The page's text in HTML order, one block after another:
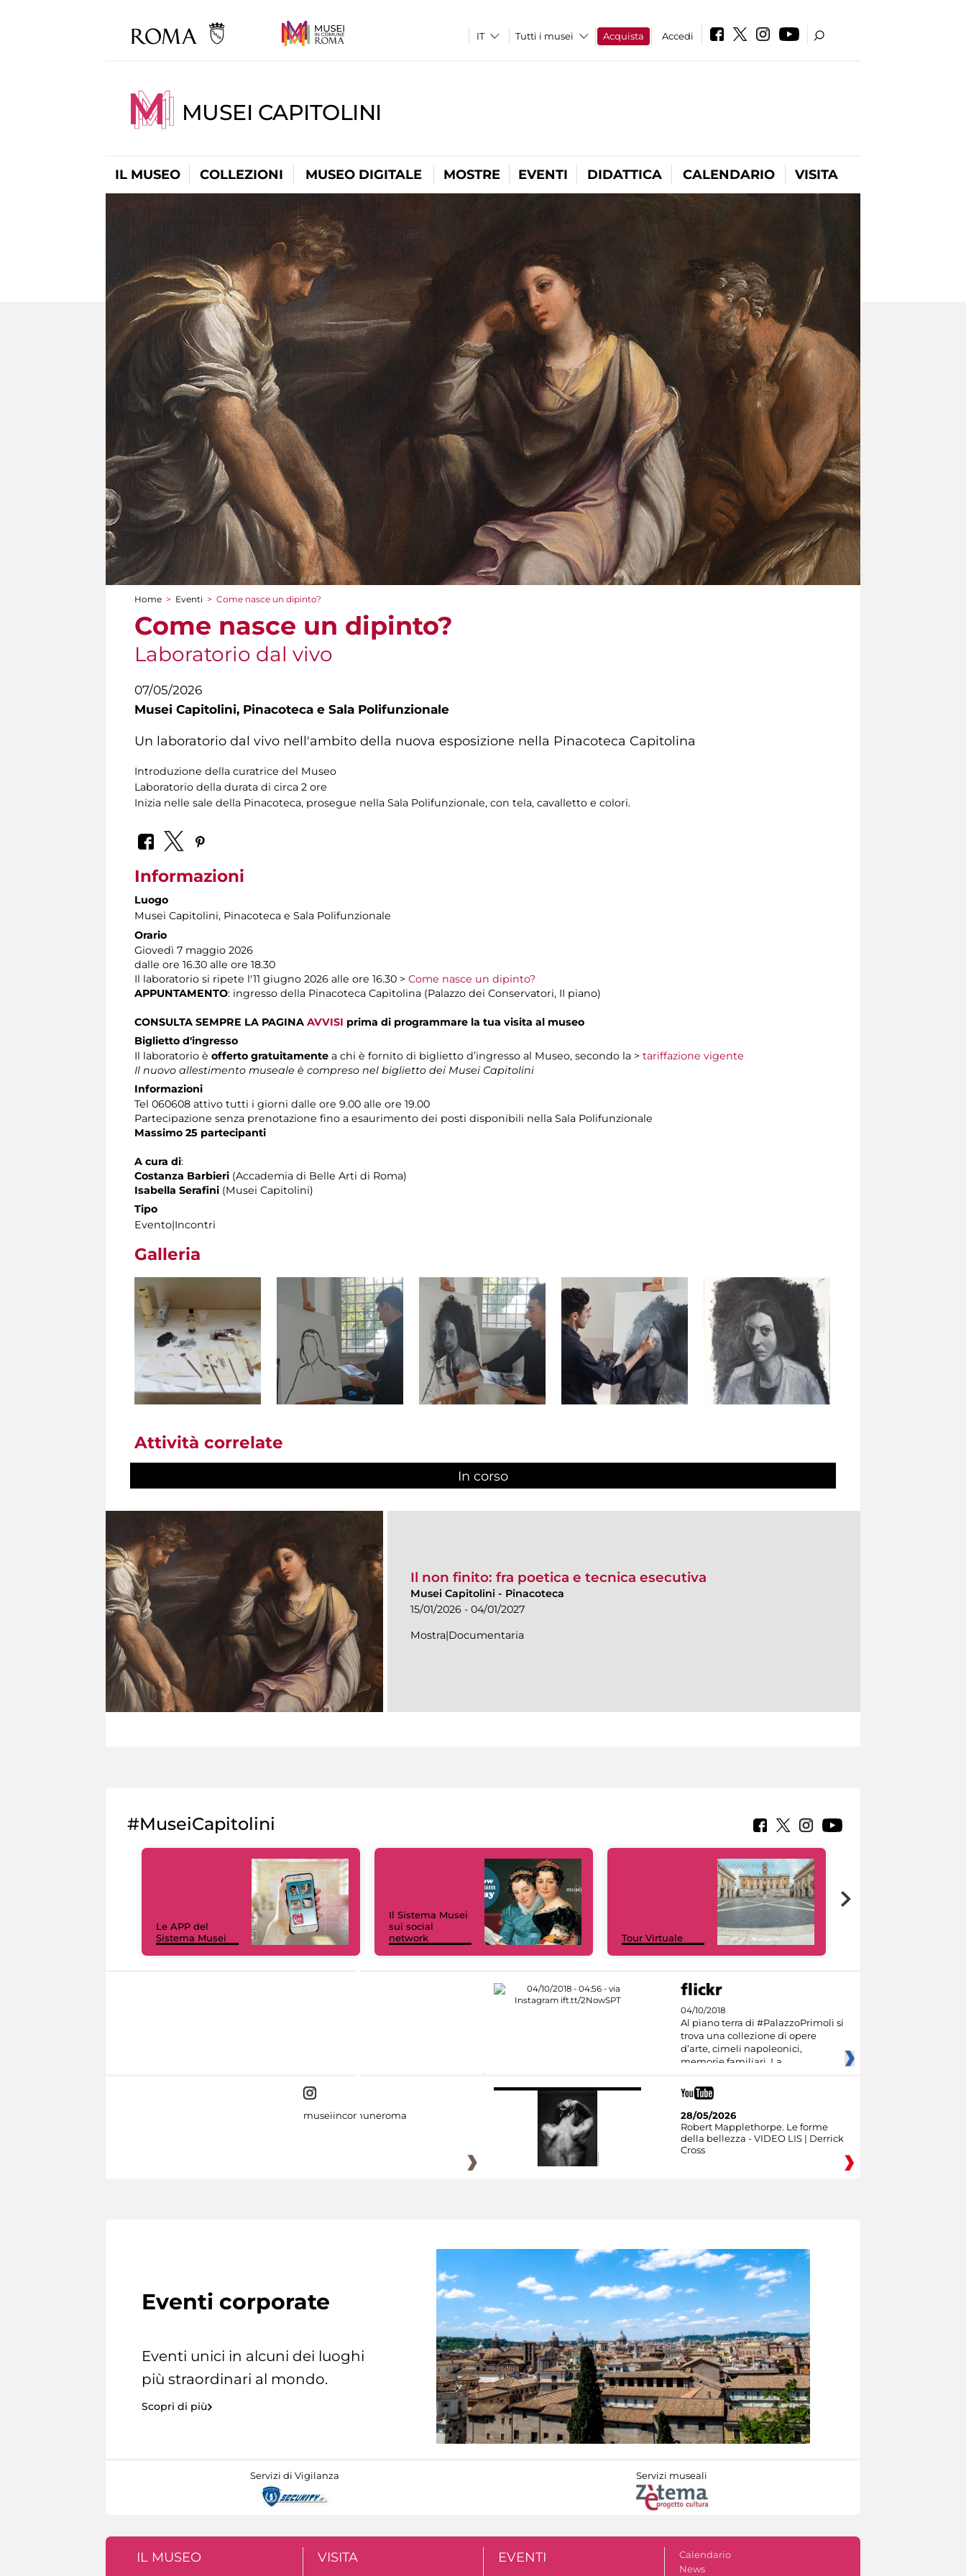
Tutti i musei Acquista Accedi
MUSEI CAPITOLINI
IL MUSEO COLLEZIONI MUSEO DIGITALE MOSTRE EVENTI DIDATTICA CALENDARIO VISITA
Tu sei qui
Home > Eventi > Come nasce un dipinto?
Come nasce un dipinto?
Laboratorio dal vivo
07/05/2026
Musei Capitolini, Pinacoteca e Sala Polifunzionale
Un laboratorio dal vivo nell'ambito della nuova esposizione nella Pinacoteca Capitolina
Introduzione della curatrice del Museo
Laboratorio della durata di circa 2 ore
Inizia nelle sale della Pinacoteca, prosegue nella Sala Polifunzionale, con tela, cavalletto e colori.
Informazioni
Luogo
Musei Capitolini, Pinacoteca e Sala Polifunzionale
Orario
Giovedì 7 maggio 2026
dalle ore 16.30 alle ore 18.30
Il laboratorio si ripete l'11 giugno 2026 alle ore 16.30 > Come nasce un dipinto?
APPUNTAMENTO: ingresso della Pinacoteca Capitolina (Palazzo dei Conservatori, II piano)
CONSULTA SEMPRE LA PAGINA AVVISI prima di programmare la tua visita al museo
Biglietto d'ingresso
Il laboratorio è offerto gratuitamente a chi è fornito di biglietto d’ingresso al Museo, secondo la > tariffazione vigente
Il nuovo allestimento museale è compreso nel biglietto dei Musei Capitolini
Informazioni
Tel 060608 attivo tutti i giorni dalle ore 9.00 alle ore 19.00
Partecipazione senza prenotazione fino a esaurimento dei posti disponibili nella Sala Polifunzionale
Massimo 25 partecipanti
A cura di:
Costanza Barbieri (Accademia di Belle Arti di Roma)
Isabella Serafini (Musei Capitolini)
Tipo
Evento|Incontri
Galleria
Attività correlate
In corso
Il non finito: fra poetica e tecnica esecutiva
Musei Capitolini - Pinacoteca
15/01/2026 - 04/01/2027
Mostra|Documentaria
#MuseiCapitolini
Le APP del
Sistema Musei
Il Sistema Musei
sui social
network
Tour Virtuale
04/10/2018
Al piano terra di #PalazzoPrimoli si
trova una collezione di opere
d’arte, cimeli napoleonici,
memorie familiari. La
museiincomuneroma
28/05/2026
Robert Mapplethorpe. Le forme
della bellezza - VIDEO LIS | Derrick
Cross
Eventi corporate
Eventi unici in alcuni dei luoghi
più straordinari al mondo.
Scopri di più
Servizi di Vigilanza Servizi museali
IL MUSEO VISITA EVENTI
Calendario
News